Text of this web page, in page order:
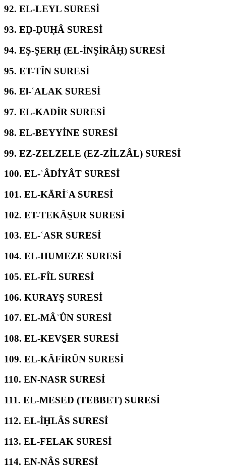
92. EL-LEYL SURESİ
93. EḌ-ḌUḤÂ SURESİ
94. EŞ-ŞERḤ (EL-İNŞİRÂḤ) SURESİ
95. ET-TÎN SURESİ
96. El-ʿALAK SURESİ
97. EL-KADİR SURESİ
98. EL-BEYYİNE SURESİ
99. EZ-ZELZELE (EZ-ZİLZÂL) SURESİ
100. EL-ʿÂDİYÂT SURESİ
101. EL-KĀRİʿA SURESİ
102. ET-TEKÂS̱UR SURESİ
103. EL-ʿASR SURESİ
104. EL-HUMEZE SURESİ
105. EL-FÎL SURESİ
106. KURAYŞ SURESİ
107. EL-MÂʿÛN SURESİ
108. EL-KEVS̱ER SURESİ
109. EL-KÂFİRÛN SURESİ
110. EN-NASR SURESİ
111. EL-MESED (TEBBET) SURESİ
112. EL-İḪLÂS SURESİ
113. EL-FELAK SURESİ
114. EN-NÂS SURESİ